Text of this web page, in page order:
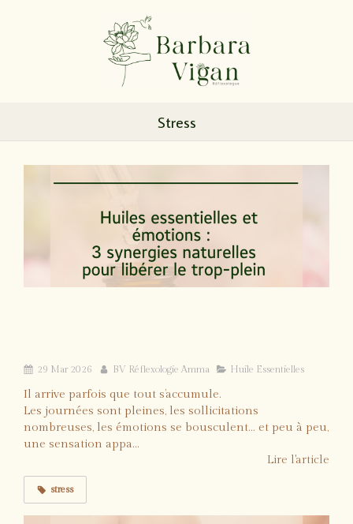
Stress
29 Mar 2026 BV Réflexologie Amma Huile Essentielles
Il arrive parfois que tout s’accumule.
Les journées sont pleines, les sollicitations
nombreuses, les émotions se bousculent… et peu à peu,
une sensation appa...
Lire l'article
stress